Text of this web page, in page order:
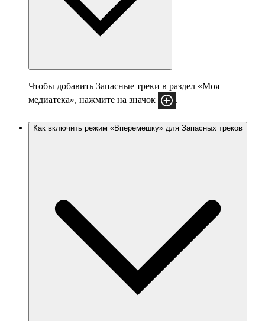
Чтобы добавить Запасные треки в раздел «Моя
медиатека», нажмите на значок
.
Как включить режим «Вперемешку» для Запасных треков